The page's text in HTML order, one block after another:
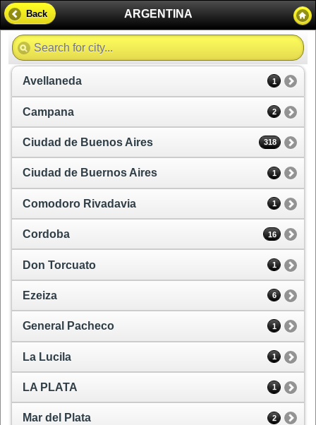
ARGENTINA
Back
Avellaneda 1
Campana 2
Ciudad de Buenos Aires 318
Ciudad de Buernos Aires 1
Comodoro Rivadavia 1
Cordoba 16
Don Torcuato 1
Ezeiza 6
General Pacheco 1
La Lucila 1
LA PLATA 1
Mar del Plata 2